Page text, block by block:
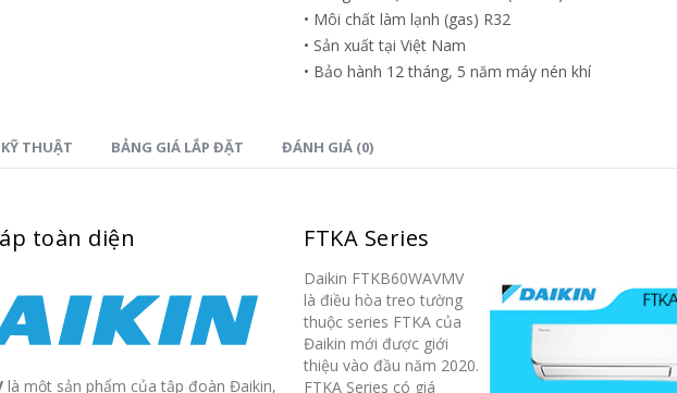
• Môi chất làm lạnh (gas) R32
• Sản xuất tại Việt Nam
• Bảo hành 12 tháng, 5 năm máy nén khí
THUẬT BẢNG GIÁ LẮP ĐẶT ĐÁNH GIÁ (0)
toàn diện
là một sản phẩm của tập đoàn Đaikin,
FTKA Series
Daikin FTKB60WAVMV
là điều hòa treo tường
thuộc series FTKA của
Đaikin mới được giới
thiệu vào đầu năm 2020.
FTKA Series có giá
Được nhiều người tiêu dùng ưa
thích sử dụng, so với các dòng
điều hòa khác,điều hòa Daikin...
21
3 dòng sản phẩm điều
hòa Daikin bán chạy nhất
điều hòa khác,
Th8
3 dòng sản phẩm
hòa Daikin bán
năm 2020